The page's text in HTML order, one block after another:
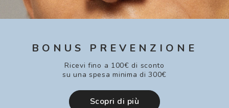
BONUS PREVENZIONE
Ricevi fino a 100€ di sconto
su una spesa minima di 300€
Scopri di più